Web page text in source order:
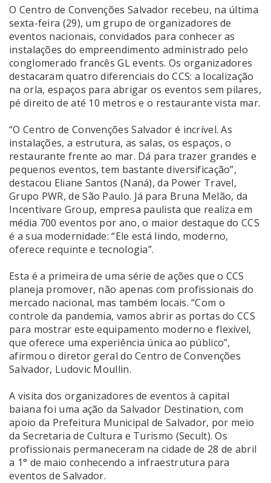
O Centro de Convenções Salvador recebeu, na última
sexta-feira (29), um grupo de organizadores de
eventos nacionais, convidados para conhecer as
instalações do empreendimento administrado pelo
conglomerado francês GL events. Os organizadores
destacaram quatro diferenciais do CCS: a localização
na orla, espaços para abrigar os eventos sem pilares,
pé direito de até 10 metros e o restaurante vista mar.
“O Centro de Convenções Salvador é incrível. As
instalações, a estrutura, as salas, os espaços, o
restaurante frente ao mar. Dá para trazer grandes e
pequenos eventos, tem bastante diversificação”,
destacou Eliane Santos (Naná), da Power Travel,
Grupo PWR, de São Paulo. Já para Bruna Melão, da
Incentivare Group, empresa paulista que realiza em
média 700 eventos por ano, o maior destaque do CCS
é a sua modernidade: “Ele está lindo, moderno,
oferece requinte e tecnologia”.
Esta é a primeira de uma série de ações que o CCS
planeja promover, não apenas com profissionais do
mercado nacional, mas também locais. “Com o
controle da pandemia, vamos abrir as portas do CCS
para mostrar este equipamento moderno e flexível,
que oferece uma experiência única ao público”,
afirmou o diretor geral do Centro de Convenções
Salvador, Ludovic Moullin.
A visita dos organizadores de eventos à capital
baiana foi uma ação da Salvador Destination, com
apoio da Prefeitura Municipal de Salvador, por meio
da Secretaria de Cultura e Turismo (Secult). Os
profissionais permaneceram na cidade de 28 de abril
a 1° de maio conhecendo a infraestrutura para
eventos de Salvador.